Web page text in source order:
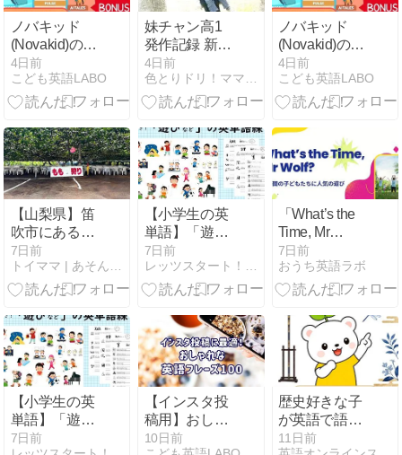
ノバキッド
(Novakid)の最
新キャンペー
ンと20％割引
クーポン情報
4日前
こども英語LABO
妹チャン高1
発作記録 新薬
完全切り替え
の影響
4日前
色とりドリ！ママと育児ダイアリー
ノバキッド
(Novakid)の最
新キャンペー
ンと20％割引
クーポン情報
4日前
こども英語LABO
【山梨県】笛
吹市にある
「里見農園」
で小学生と桃
狩り・食べ放
7日前
トイママ | あそんで子育て！元おもちゃ屋さんのママブログ
【小学生の英
単語】「遊び
など」一覧＆
無料プリント
（動画付き)
7日前
レッツスタート！こどもオンライン英会話
「What’s the
Time, Mr
Wolf?」ってど
んな遊び？親
子で楽しめ
生まれの英語
ゲーム
7日前
おうち英語ラボ
【小学生の英
単語】「遊び
など」一覧＆
7日前
【インスタ投
稿用】おしゃ
れな英語フレ
10日前
歴史好きな子
が英語で語れ
る！日本史人
11日前